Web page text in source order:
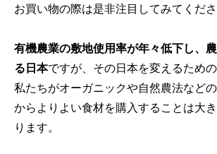
お買い物の際は是非注目してみてくださ
有機農業の敷地使用率が年々低下し、
る日本ですが、その日本を変えるための
私たちがオーガニックや自然農法など
からよりよい食材を購入することは大
ります。